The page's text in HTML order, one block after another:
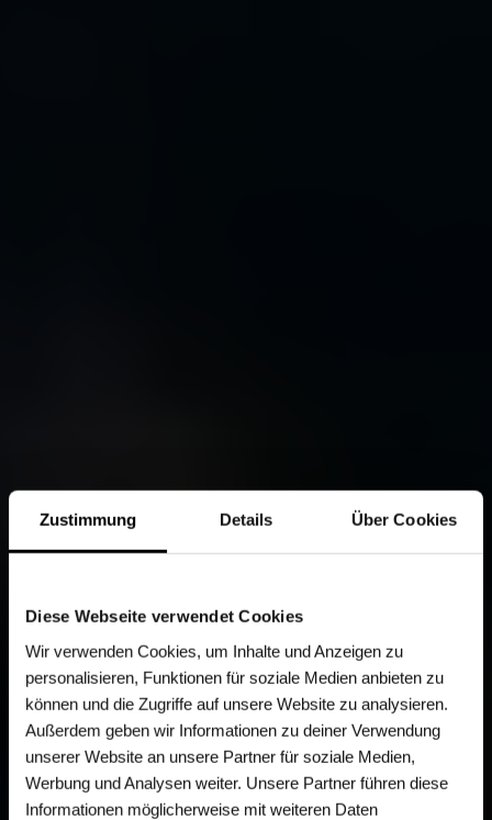
Zustimmung Details Über Cookies
Diese Webseite verwendet Cookies
Wir verwenden Cookies, um Inhalte und Anzeigen zu
personalisieren, Funktionen für soziale Medien anbieten zu
können und die Zugriffe auf unsere Website zu analysieren.
Außerdem geben wir Informationen zu deiner Verwendung
unserer Website an unsere Partner für soziale Medien,
Werbung und Analysen weiter. Unsere Partner führen diese
Informationen möglicherweise mit weiteren Daten